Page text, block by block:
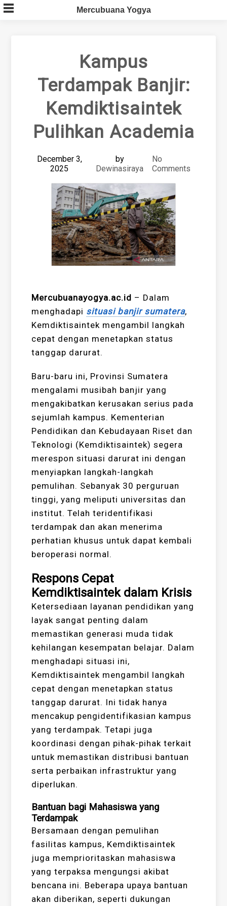
Skip
to
Mercubuana Yogya
Kampus
Terdampak Banjir:
Kemdiktisaintek
Pulihkan Academia
December 3,
2025
by
Dewinasiraya
No
Comments
Mercubuanayogya.ac.id – Dalam
menghadapi situasi banjir sumatera,
Kemdiktisaintek mengambil langkah
cepat dengan menetapkan status
tanggap darurat.
Baru-baru ini, Provinsi Sumatera
mengalami musibah banjir yang
mengakibatkan kerusakan serius pada
sejumlah kampus. Kementerian
Pendidikan dan Kebudayaan Riset dan
Teknologi (Kemdiktisaintek) segera
merespon situasi darurat ini dengan
menyiapkan langkah-langkah
pemulihan. Sebanyak 30 perguruan
tinggi, yang meliputi universitas dan
institut. Telah teridentifikasi
terdampak dan akan menerima
perhatian khusus untuk dapat kembali
beroperasi normal.
Respons Cepat
Kemdiktisaintek dalam Krisis
Ketersediaan layanan pendidikan yang
layak sangat penting dalam
memastikan generasi muda tidak
kehilangan kesempatan belajar. Dalam
menghadapi situasi ini,
Kemdiktisaintek mengambil langkah
cepat dengan menetapkan status
tanggap darurat. Ini tidak hanya
mencakup pengidentifikasian kampus
yang terdampak. Tetapi juga
koordinasi dengan pihak-pihak terkait
untuk memastikan distribusi bantuan
serta perbaikan infrastruktur yang
diperlukan.
Bantuan bagi Mahasiswa yang
Terdampak
Bersamaan dengan pemulihan
fasilitas kampus, Kemdiktisaintek
juga memprioritaskan mahasiswa
yang terpaksa mengungsi akibat
bencana ini. Beberapa upaya bantuan
akan diberikan, seperti dukungan